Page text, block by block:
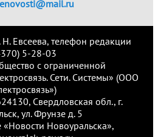
Евсеева, телефон редакции
5-28-03
с ограниченной
Сети. Системы» (ООО
Свердловская обл., г.
ул. Фрунзе д. 5
«Новости Новоуральска»,